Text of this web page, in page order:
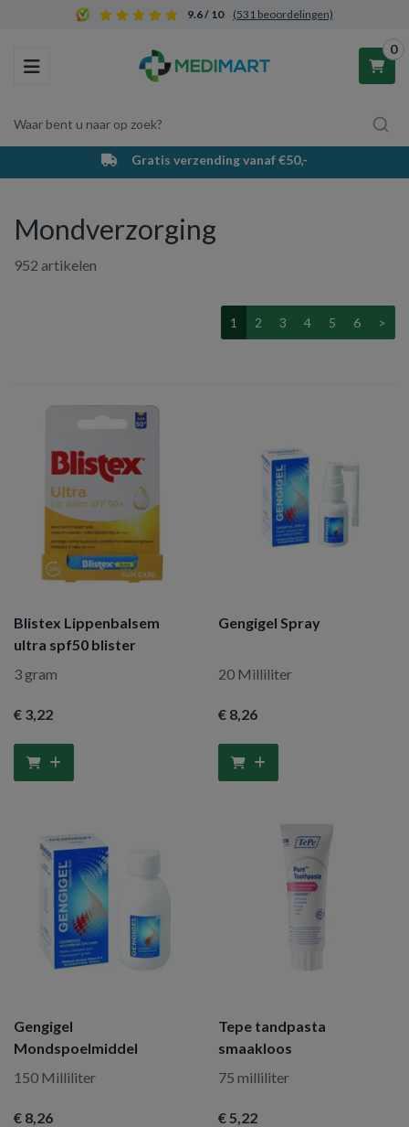
9.6 / 10 (531 beoordelingen)
Toggle navigation
Waar bent u naar op zoek?
0
Winkelwagen
Uw winkelwagen is leeg.
Gratis verzending vanaf €50,-
Mondverzorging
952 artikelen
1 2 3 4 5 6 >
Blistex Lippenbalsem
ultra spf50 blister
3 gram
€ 3,22
Gengigel Spray
20 Milliliter
€ 8,26
Gengigel
Mondspoelmiddel
150 Milliliter
€ 8,26
Tepe tandpasta
smaakloos
75 milliliter
€ 5,22